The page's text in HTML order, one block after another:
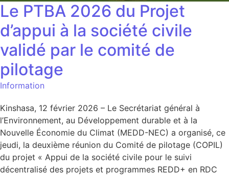
Le PTBA 2026 du Projet
d’appui à la société civile
validé par le comité de
pilotage
Information
Kinshasa, 12 février 2026 – Le Secrétariat général à
l’Environnement, au Développement durable et à la
Nouvelle Économie du Climat (MEDD-NEC) a organisé, ce
jeudi, la deuxième réunion du Comité de pilotage (COPIL)
du projet « Appui de la société civile pour le suivi
décentralisé des projets et programmes REDD+ en RDC